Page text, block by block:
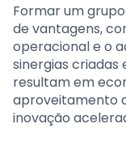
Formar um
de vantagens,
operacional e o
sinergias criadas
resultam em
aproveitamento
inovação